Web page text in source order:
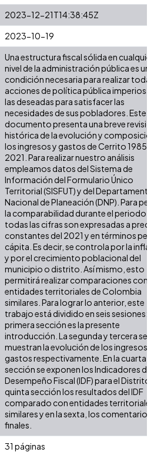
2023-12-21T14:38:45Z
2023-10-19
Una estructura fiscal sólida en cualquier
nivel de la administración pública es una
condición necesaria para realizar
acciones de política pública
las deseadas para satisfacer las
necesidades de sus pobladores. Este
documento presenta una breve
histórica de la evolución y
los ingresos y gastos de Cerrito 1985 -
2021. Para realizar nuestro análisis
empleamos datos del Sistema de
Información del Formulario Único
Territorial (SISFUT) y del Departamento
Nacional de Planeación (DNP). Para
la comparabilidad durante el periodo,
todas las cifras son expresadas a
constantes del 2021 y en términos per
cápita. Es decir, se controla por la
y por el crecimiento poblacional del
municipio o distrito. Así mismo, esto
permitirá realizar comparaciones con
entidades territoriales de Colombia
similares. Para lograr lo anterior, este
trabajo está dividido en seis sesiones:
primera sección es la presente
introducción. La segunda y tercera
muestran la evolución de los ingresos
gastos respectivamente. En la cuarta
sección se exponen los Indicadores de
Desempeño Fiscal (IDF) para el Distrito.
quinta sección los resultados del IDF
comparado con entidades territoriales
similares y en la sexta, los comentarios
finales.
31 páginas